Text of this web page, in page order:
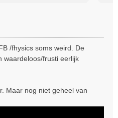
/fhysics soms weird. De
waardeloos/frusti eerlijk
Maar nog niet geheel van